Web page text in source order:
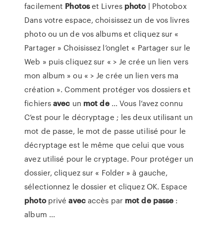
facilement Photoset Livres photo| Photobox
Dans votre espace, choisissez un de vos livres
photo ou un de vos albums et cliquez sur «
Partager » Choisissez l’onglet « Partager sur le
Web » puis cliquez sur « > Je crée un lien vers
mon album » ou « > Je crée un lien vers ma
création ». Comment protéger vos dossiers et
fichiersavec un mot de... Vous l’avez connu
C’est pour le décryptage ; les deux utilisant un
mot de passe, le mot de passe utilisé pour le
décryptage est le même que celui que vous
avez utilisé pour le cryptage. Pour protéger un
dossier, cliquez sur « Folder » à gauche,
sélectionnez le dossier et cliquez OK. Espace
photoprivéavecaccès par mot de passe :
album ...